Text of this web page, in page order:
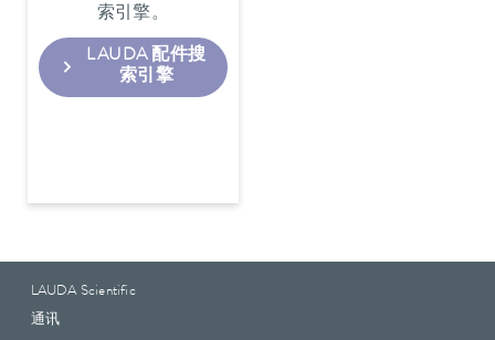
索引擎。
LAUDA 配件搜
索引擎
LAUDA Scientific
通讯